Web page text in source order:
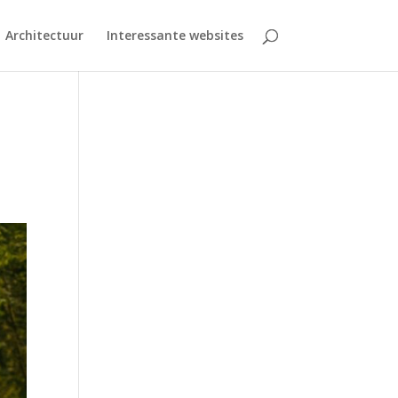
Architectuur Interessante websites